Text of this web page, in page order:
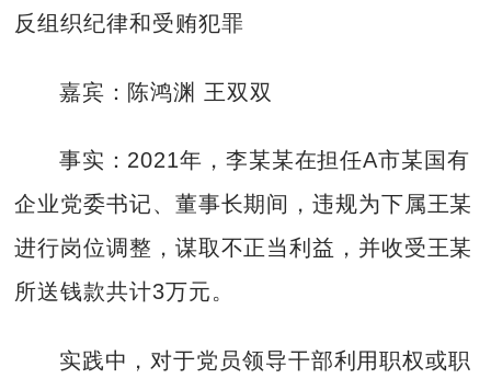
反组织纪律和受贿犯罪
嘉宾：陈鸿渊 王双双
事实：2021年，李某某在担任A市某国有
企业党委书记、董事长期间，违规为下属王某
进行岗位调整，谋取不正当利益，并收受王某
所送钱款共计3万元。
实践中，对于党员领导干部利用职权或职